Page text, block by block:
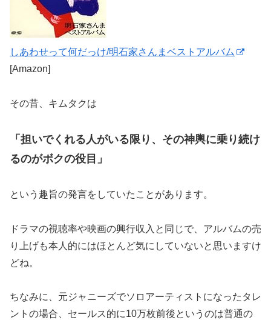
しあわせって何だっけ/明石家さんまベストアルバム
[Amazon]
その昔、キムタクは
「担いでくれる人がいる限り、その神輿に乗り続け
るのがボクの役目」
という趣旨の発言をしていたことがあります。
ドラマの視聴率や映画の興行収入と同じで、アルバムの売
り上げも本人的にはほとんど気にしていないと思いますけ
どね。
ちなみに、元ジャニーズでソロアーティストになったタレ
ントの場合、セールス的に10万枚前後というのは普通の